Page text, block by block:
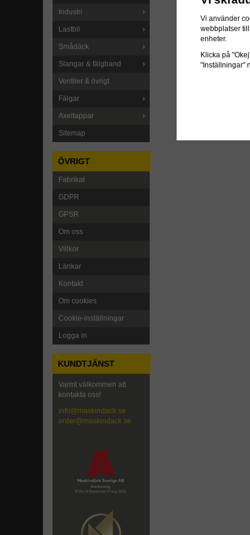
Industri
Lastbil
Smådäck
Slangar & fälgband
Ventiler & övrigt
Fälgar
Axeltappar
Sitemap
ÖVRIGT
Fabrikat
GDPR
GPSR
Om oss
Villkor
Länkar
Kontakt
Om cookies
Cookie-inställningar
Logga in
KUNDTJÄNST
Varmt välkommen att
kontakta oss!
info@maskindack.se
order@maskindack.se
Vi använder
webbplatser
enheter.
Klicka på
"Inställningar"